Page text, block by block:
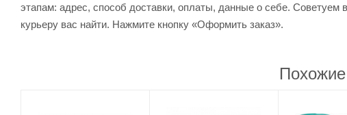
этапам: адрес, способ доставки, оплаты, данные о себе. Советуем
курьеру вас найти. Нажмите кнопку «Оформить заказ».